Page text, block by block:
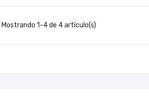
Mostrando 1-4 de 4 artículo(s)